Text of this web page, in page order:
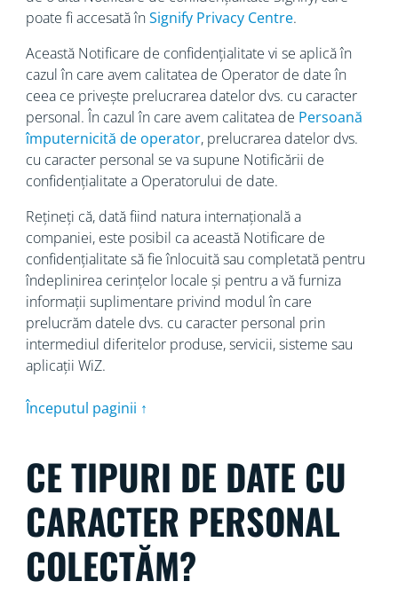
poate fi accesată înSignify Privacy Centre.
Această Notificare de confidențialitate vi se aplică în
cazul în care avem calitatea de Operator de date în
ceea ce privește prelucrarea datelor dvs. cu caracter
personal. În cazul în care avem calitatea de Persoană
împuternicită de operator, prelucrarea datelor dvs.
cu caracter personal se va supune Notificării de
confidențialitate a Operatorului de date.
Rețineți că, dată fiind natura internațională a
companiei, este posibil ca această Notificare de
confidențialitate să fie înlocuită sau completată pentru
îndeplinirea cerințelor locale și pentru a vă furniza
informații suplimentare privind modul în care
prelucrăm datele dvs. cu caracter personal prin
intermediul diferitelor produse, servicii, sisteme sau
aplicații WiZ.
Începutul paginii ↑
CE TIPURI DE DATE CU
CARACTER PERSONAL
COLECTĂM?